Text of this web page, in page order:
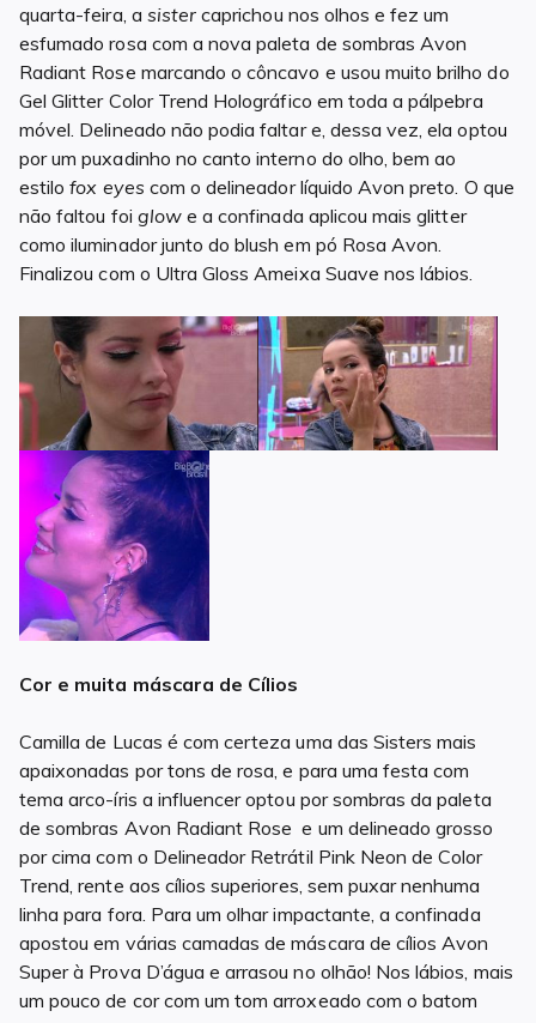
quarta-feira, a sister caprichou nos olhos e fez um
esfumado rosa com a nova paleta de sombras Avon
Radiant Rose marcando o côncavo e usou muito brilho do
Gel Glitter Color Trend Holográfico em toda a pálpebra
móvel. Delineado não podia faltar e, dessa vez, ela optou
por um puxadinho no canto interno do olho, bem ao
estilofox eyes com o delineador líquido Avon preto. O que
não faltou foi glow e a confinada aplicou mais glitter
como iluminador junto do blush em pó Rosa Avon.
Finalizou com o Ultra Gloss Ameixa Suave nos lábios.
Cor e muita máscara de Cílios
Camilla de Lucas é com certeza uma das Sisters mais
apaixonadas por tons de rosa, e para uma festa com
tema arco-íris a influencer optou por sombras da paleta
de sombras Avon Radiant Rose e um delineado grosso
por cima com o Delineador Retrátil Pink Neon de Color
Trend, rente aos cílios superiores, sem puxar nenhuma
linha para fora. Para um olhar impactante, a confinada
apostou em várias camadas de máscara de cílios Avon
Super à Prova D’água e arrasou no olhão! Nos lábios, mais
um pouco de cor com um tom arroxeado com o batom